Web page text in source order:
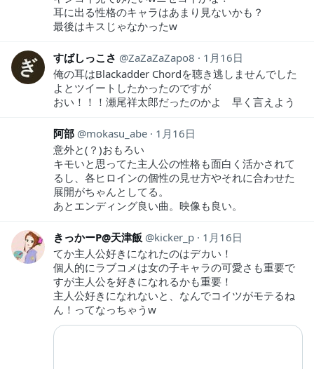
耳に出る性格のキャラはあまり見ないかも？
最後はキスじゃなかったw
すばしっこさ ZaZaZaZapo8
1月16日
俺の耳はBlackadder Chordを聴き逃しませんでした
よとツイートしたかったのですが
おい！！！瀬尾祥太郎だったのかよ 早く言えよう
阿部 mokasu_abe
1月16日
意外と(？)おもろい
キモいと思ってた主人公の性格も面白く活かされて
るし、各ヒロインの個性の見せ方やそれに合わせた
展開がちゃんとしてる。
あとエンディング良い曲。映像も良い。
きっかーP@天津飯 kicker_p
1月16日
てか主人公好きになれたのはデカい！
個人的にラブコメは女の子キャラの可愛さも重要で
すが主人公を好きになれるかも重要！
主人公好きになれないと、なんでコイツがモテるね
ん！ってなっちゃうw